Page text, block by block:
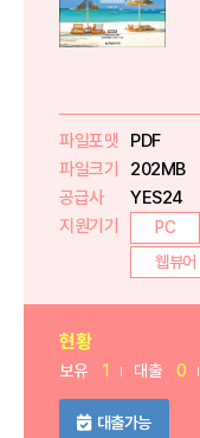
파일포맷
PDF
파일크기
202MB
공급사
YES24
지원기기
PC
웹뷰어
현황
보유 1 대출 0
대출가능